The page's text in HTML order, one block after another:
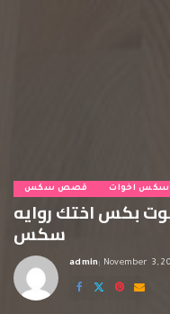
قصص سكس اخوات
بكس اختك روايه
سكس
Posted
by
admin November 3,